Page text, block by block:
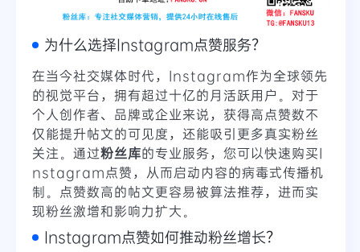
为什么选择Instagram点赞服务？
在当今社交媒体时代，Instagram作为全球领先
的视觉平台，拥有超过十亿的月活跃用户。对于
个人创作者、品牌或企业来说，获得高点赞数不
仅能提升帖文的可见度，还能吸引更多真实粉丝
关注。通过粉丝库的专业服务，您可以快速购买I
nstagram点赞，从而启动内容的病毒式传播机
制。点赞数高的帖文更容易被算法推荐，进而实
现粉丝激增和影响力扩大。
Instagram点赞如何推动粉丝增长？